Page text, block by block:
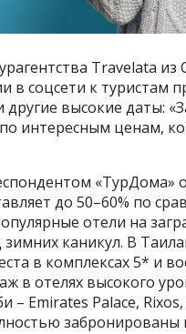
Travelata
в соцсети к туристам
другие высокие даты:
интересным ценам,
до 50–60% по
отели на
каникул. В
в комплексах 5* и
в отелях высокого
– Emirates Palace,